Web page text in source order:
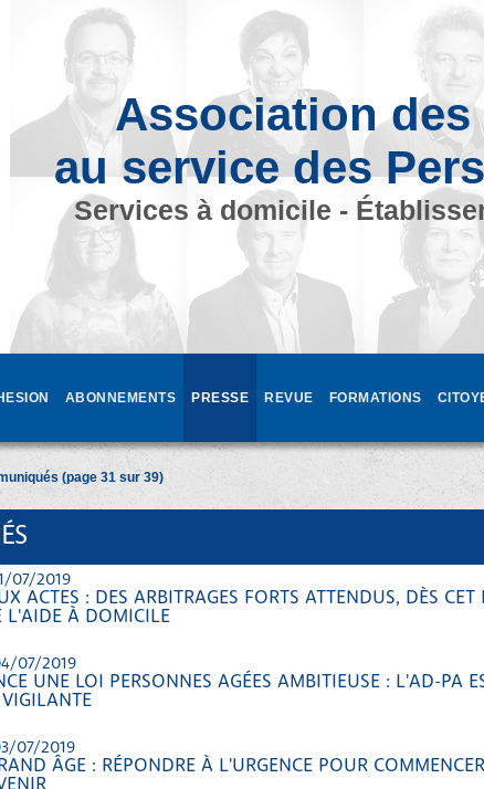
Association des
au service des
Services à domicile -
ABONNEMENTS PRESSE REVUE FORMATIONS
(page 31 sur 39)
07/2019
ACTES : DES ARBITRAGES FORTS ATTENDUS, DÈS CET
L'AIDE À DOMICILE
07/2019
UNE LOI PERSONNES AGÉES AMBITIEUSE : L'AD-PA
07/2019
ÂGE : RÉPONDRE À L'URGENCE POUR